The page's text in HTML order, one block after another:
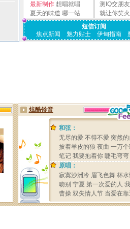
最新制作 想唱就唱
夏天的味道 哪一站
测IQ交朋
就让你笑
短信订阅
焦点新闻
魅力贴士 伊甸指南